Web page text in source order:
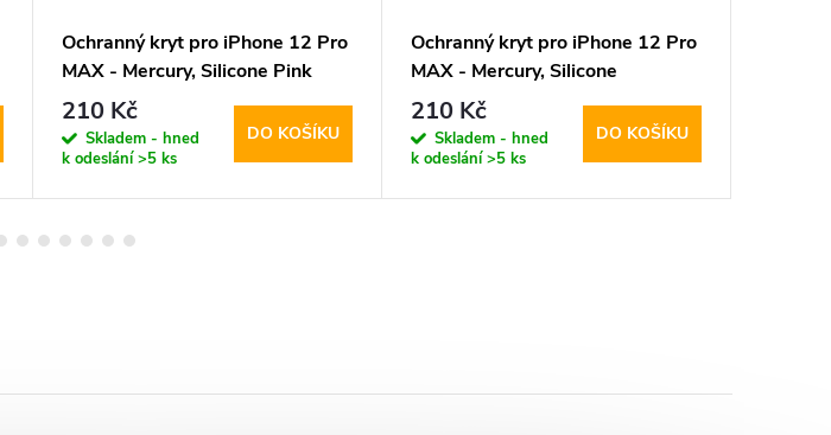
Ochranný kryt pro iPhone 12 Pro
MAX - Mercury, Silicone Pink
Sand
210 Kč
Skladem - hned
k odeslání>5 ks
DO KOŠÍKU
Ochranný kryt pro iPhone 12 Pro
MAX - Mercury, Silicone
Lavender Gray
210 Kč
Skladem - hned
k odeslání>5 ks
DO KOŠÍKU